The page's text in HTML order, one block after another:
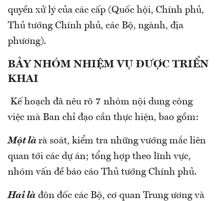
quyền xử lý của các cấp (Quốc hội, Chính phủ,
Thủ tướng Chính phủ, các Bộ, ngành, địa
phương).
BẢY NHÓM NHIỆM VỤ ĐƯỢC TRIỂN
KHAI
Kế hoạch đã nêu rõ 7 nhóm nội dung công
việc mà Ban chỉ đạo cần thực hiện, bao gồm:
Một là rà soát, kiểm tra những vướng mắc liên
quan tới các dự án; tổng hợp theo lĩnh vực,
nhóm vấn đề báo cáo Thủ tướng Chính phủ.
Hai là đôn đốc các Bộ, cơ quan Trung ương và